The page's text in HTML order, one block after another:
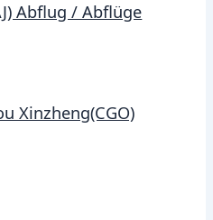
Abflug / Abflüge
Xinzheng(CGO)